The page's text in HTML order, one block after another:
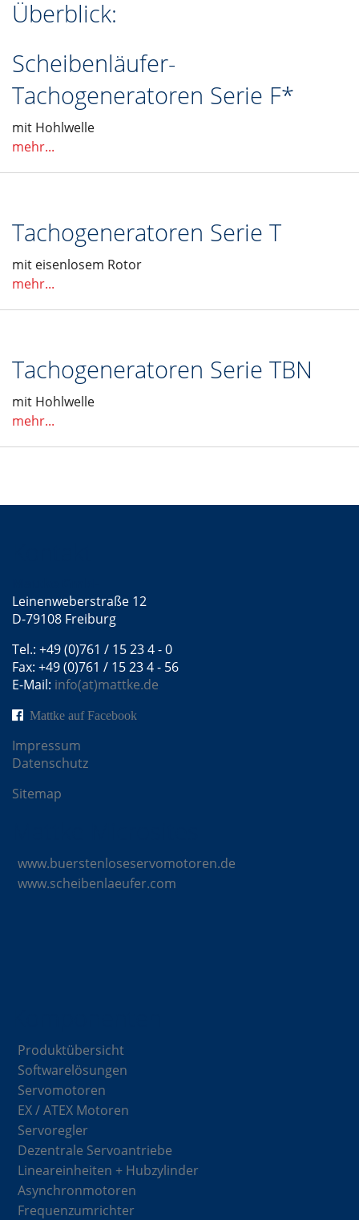
Überblick:
Scheibenläufer-
Tachogeneratoren Serie F*
mit Hohlwelle
mehr...
Tachogeneratoren Serie T
mit eisenlosem Rotor
mehr...
Tachogeneratoren Serie TBN
mit Hohlwelle
mehr...
Leinenweberstraße 12
D-79108 Freiburg
Tel.: +49 (0)761 / 15 23 4 - 0
Fax: +49 (0)761 / 15 23 4 - 56
E-Mail: info(at)mattke.de
Mattke auf Facebook
Impressum
Datenschutz
Sitemap
www.buerstenloseservomotoren.de
www.scheibenlaeufer.com
Produktübersicht
Softwarelösungen
Servomotoren
EX / ATEX Motoren
Servoregler
Dezentrale Servoantriebe
Lineareinheiten + Hubzylinder
Asynchronmotoren
Frequenzumrichter